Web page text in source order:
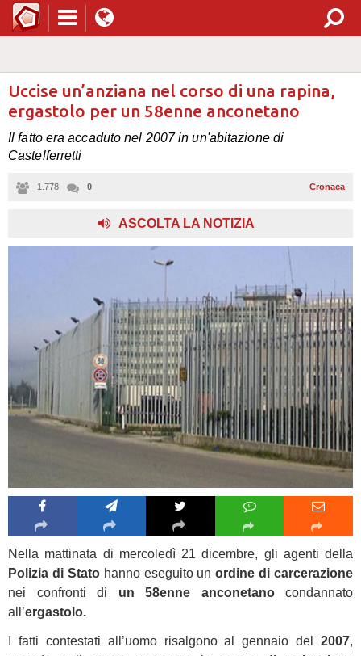
Uccise un’anziana nel corso di una rapina,
ergastolo per un 58enne anconetano
Il fatto era accaduto nel 2007 in un'abitazione di
Castelferretti
1.778 0 Cronaca
ASCOLTA LA NOTIZIA
Nella mattinata di mercoledì 21 dicembre, gli agenti della
Polizia di Statohanno eseguito unordine di carcerazione
nei confronti di un 58enne anconetanocondannato
all’ergastolo.
I fatti contestati all’uomo risalgono al gennaio del 2007,